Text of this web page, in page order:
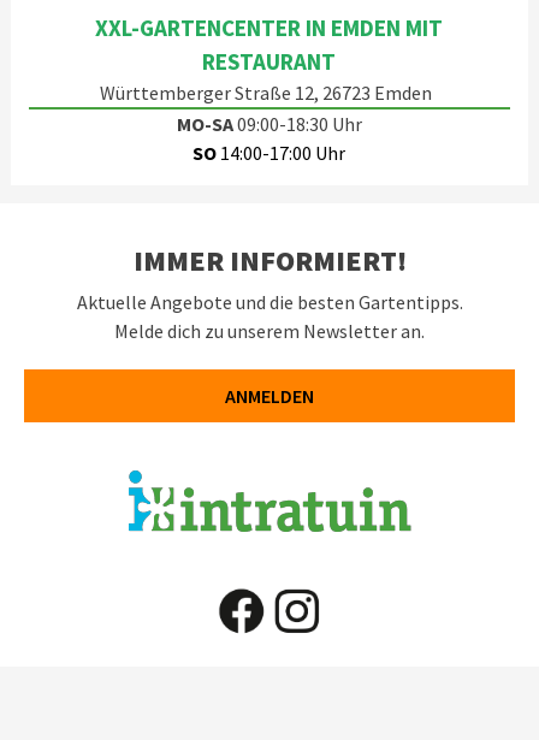
XXL-GARTENCENTER IN EMDEN MIT
RESTAURANT
Württemberger Straße 12, 26723 Emden
MO-SA09:00-18:30 Uhr
SO 14:00-17:00 Uhr
IMMER INFORMIERT!
Aktuelle Angebote und die besten Gartentipps.
Melde dich zu unserem Newsletter an.
ANMELDEN